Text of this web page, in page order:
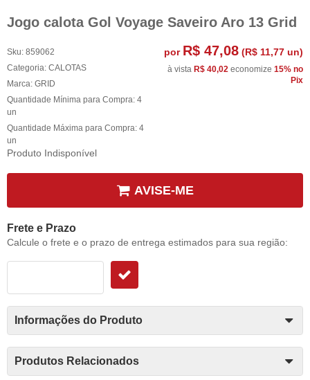
Jogo calota Gol Voyage Saveiro Aro 13 Grid
Sku: 859062
Categoria: CALOTAS
Marca: GRID
Quantidade Mínima para Compra: 4
un
Quantidade Máxima para Compra: 4
un
Produto Indisponível
por R$ 47,08 (R$ 11,77 un)
à vista R$ 40,02 economize 15% no
Pix
AVISE-ME
Frete e Prazo
Calcule o frete e o prazo de entrega estimados para sua região:
Informações do Produto
Produtos Relacionados